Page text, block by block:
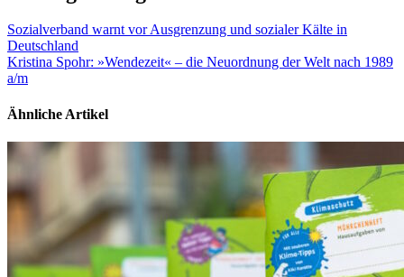
Sozialverband warnt vor Ausgrenzung und sozialer Kälte in
Deutschland
Kristina Spohr: »Wendezeit« – die Neuordnung der Welt nach 1989
a/m
Ähnliche Artikel